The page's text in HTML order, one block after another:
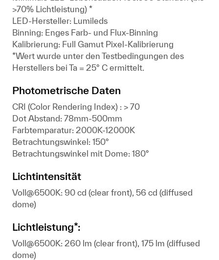
>70% Lichtleistung) *
LED-Hersteller: Lumileds
Binning: Enges Farb- und Flux-Binning
Kalibrierung: Full Gamut Pixel-Kalibrierung
*Wert wurde unter den Testbedingungen des
Herstellers bei Ta = 25° C ermittelt.
Photometrische Daten
CRI (Color Rendering Index) : > 70
Dot Abstand: 78mm-500mm
Farbtemparatur: 2000K-12000K
Betrachtungswinkel: 150°
Betrachtungswinkel mit Dome: 180°
Lichtintensität
Voll@6500K: 90 cd (clear front), 56 cd (diffused
dome)
Lichtleistung*:
Voll@6500K: 260 lm (clear front), 175 lm (diffused
dome)